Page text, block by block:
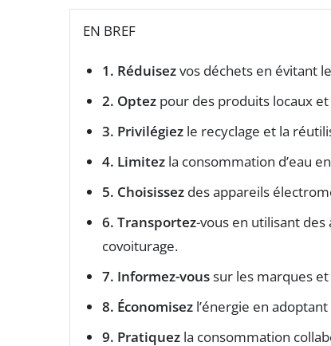
EN BREF
1. Réduisezvos déchets en évitant
2. Optez pour des produits locaux et
3. Privilégiez le recyclage et la
4. Limitez la consommation d’eau
5. Choisissez des appareils
6. Transportez-vous en utilisant
covoiturage.
7. Informez-voussur les marques
8. Économisez l’énergie en
9. Pratiquez la consommation